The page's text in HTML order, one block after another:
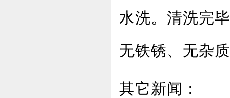
水洗。清洗完
无铁锈、无杂
其它新闻：